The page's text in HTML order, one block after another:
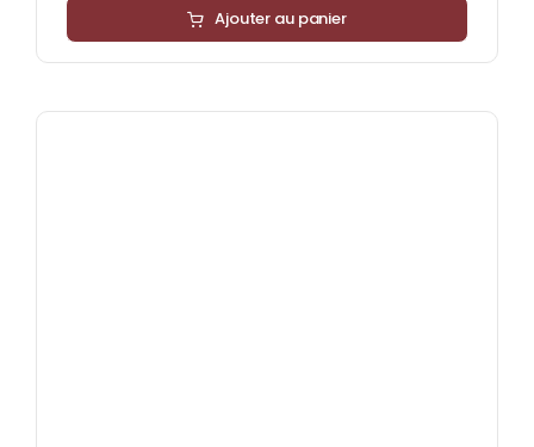
Ajouter au panier